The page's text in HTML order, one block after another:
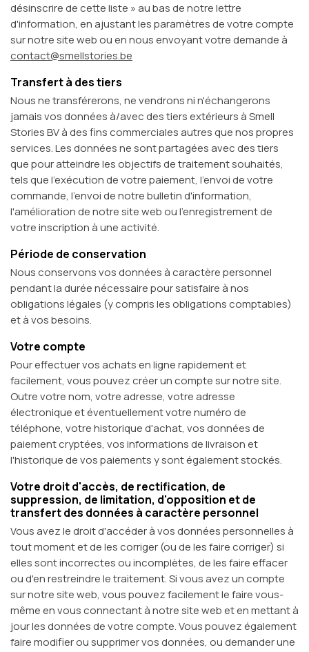
désinscrire de cette liste » au bas de notre lettre
d'information, en ajustant les paramètres de votre compte
sur notre site web ou en nous envoyant votre demande à
contact@smellstories.be
Transfert à des tiers
Nous ne transférerons, ne vendrons ni n'échangerons
jamais vos données à/avec des tiers extérieurs à Smell
Stories BV à des fins commerciales autres que nos propres
services. Les données ne sont partagées avec des tiers
que pour atteindre les objectifs de traitement souhaités,
tels que l'exécution de votre paiement, l'envoi de votre
commande, l'envoi de notre bulletin d'information,
l'amélioration de notre site web ou l'enregistrement de
votre inscription à une activité.
Période de conservation
Nous conservons vos données à caractère personnel
pendant la durée nécessaire pour satisfaire à nos
obligations légales (y compris les obligations comptables)
et à vos besoins.
Votre compte
Pour effectuer vos achats en ligne rapidement et
facilement, vous pouvez créer un compte sur notre site.
Outre votre nom, votre adresse, votre adresse
électronique et éventuellement votre numéro de
téléphone, votre historique d'achat, vos données de
paiement cryptées, vos informations de livraison et
l'historique de vos paiements y sont également stockés.
Votre droit d'accès, de rectification, de
suppression, de limitation, d'opposition et de
transfert des données à caractère personnel
Vous avez le droit d'accéder à vos données personnelles à
tout moment et de les corriger (ou de les faire corriger) si
elles sont incorrectes ou incomplètes, de les faire effacer
ou d'en restreindre le traitement. Si vous avez un compte
sur notre site web, vous pouvez facilement le faire vous-
même en vous connectant à notre site web et en mettant à
jour les données de votre compte. Vous pouvez également
faire modifier ou supprimer vos données, ou demander une